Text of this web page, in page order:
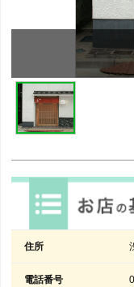
住所
電話番号